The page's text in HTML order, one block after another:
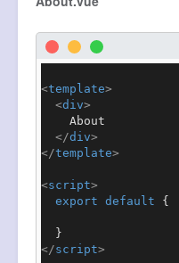
<template>
<div>
    About
</div>
</template>
<script>
export default {
</script>